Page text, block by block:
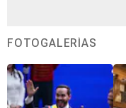
FOTOGALERÍAS